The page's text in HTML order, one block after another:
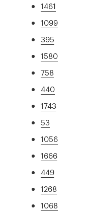
1461
1099
395
1580
758
440
1743
53
1056
1666
449
1268
1068